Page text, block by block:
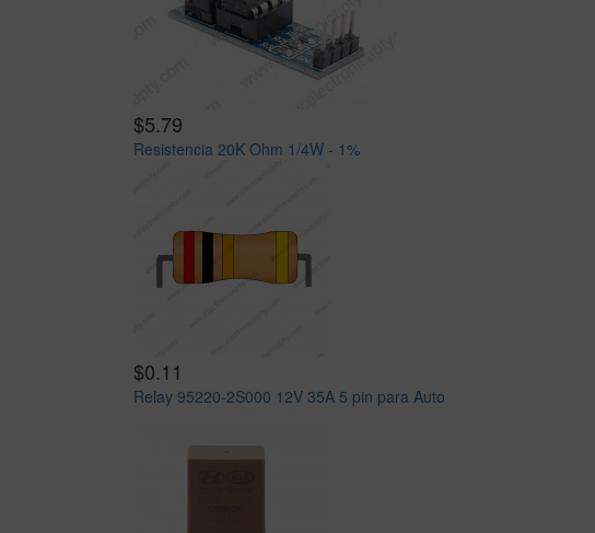
$5.79
Resistencia 20K Ohm 1/4W - 1%
$0.11
Relay 95220-2S000 12V 35A 5 pin para Auto